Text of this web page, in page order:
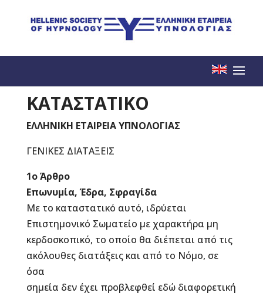
ΚΑΤΑΣΤΑΤΙΚΟ
ΕΛΛΗΝΙΚΗ ΕΤΑΙΡΕΙΑ ΥΠΝΟΛΟΓΙΑΣ
ΓΕΝΙΚΕΣ ΔΙΑΤΑΞΕΙΣ
1ο Άρθρο
Επωνυμία, Έδρα, Σφραγίδα
Με το καταστατικό αυτό, ιδρύεται
Επιστημονικό Σωματείο με χαρακτήρα μη
κερδοσκοπικό, το οποίο θα διέπεται από τις
ακόλουθες διατάξεις και από το Νόμο, σε
όσα
σημεία δεν έχει προβλεφθεί εδώ διαφορετική